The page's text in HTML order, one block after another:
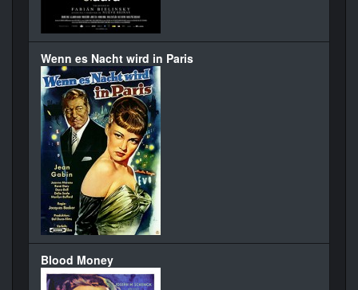
Wenn es Nacht wird in Paris
Blood Money